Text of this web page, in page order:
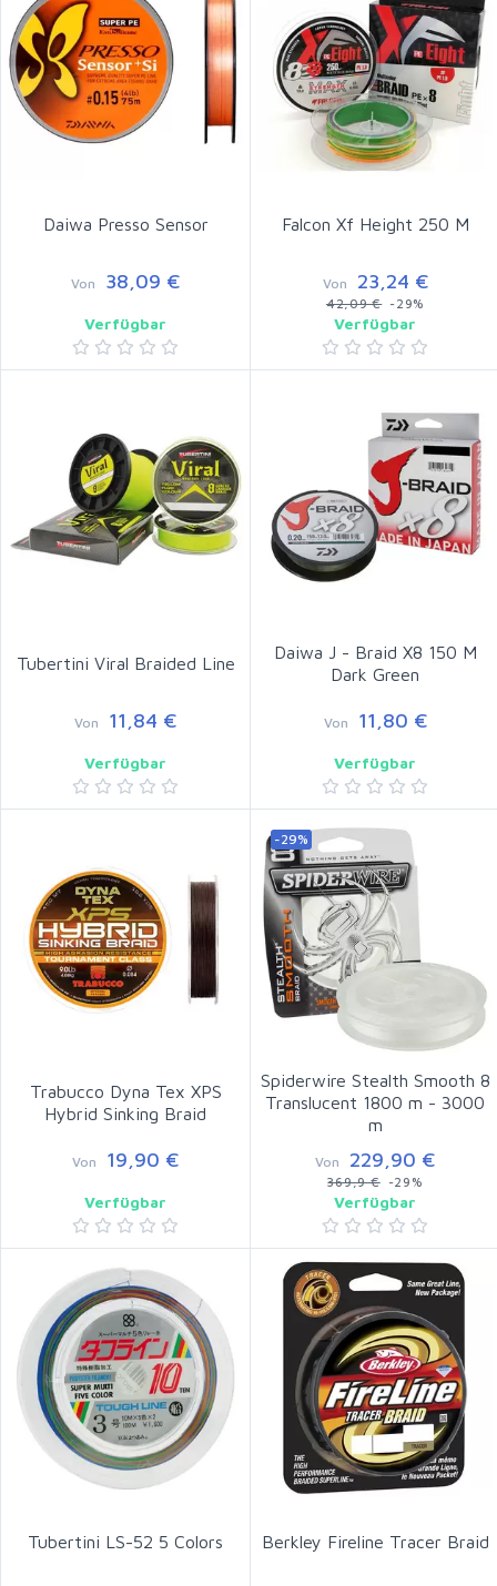
Daiwa Presso Sensor
Von 38,09 €
Verfügbar
Falcon Xf Height 250 M
Von 23,24 €
42,09 €-29%
Verfügbar
Tubertini Viral Braided Line
Von 11,84 €
Verfügbar
Daiwa J - Braid X8 150 M
Dark Green
Von 11,80 €
Verfügbar
Trabucco Dyna Tex XPS
Hybrid Sinking Braid
Von 19,90 €
Verfügbar
-29%
Spiderwire Stealth Smooth 8
Translucent 1800 m - 3000
m
Von 229,90 €
369,9 €-29%
Verfügbar
Tubertini LS-52 5 Colors Berkley Fireline Tracer Braid